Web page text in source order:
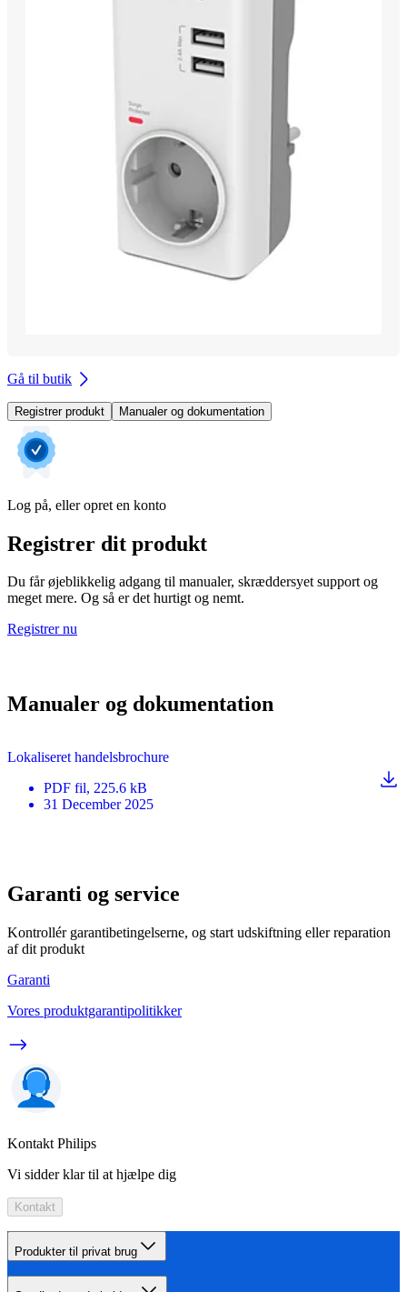
Gå til butik
Registrer produkt Manualer og dokumentation
Log på, eller opret en konto
Registrer dit produkt
Du får øjeblikkelig adgang til manualer, skræddersyet support og
meget mere. Og så er det hurtigt og nemt.
Registrer nu
Manualer og dokumentation
Lokaliseret handelsbrochure
PDF fil, 225.6 kB
31 December 2025
Garanti og service
Kontrollér garantibetingelserne, og start udskiftning eller reparation
af dit produkt
Garanti
Vores produktgarantipolitikker
Kontakt Philips
Vi sidder klar til at hjælpe dig
Kontakt
Produkter til privat brug